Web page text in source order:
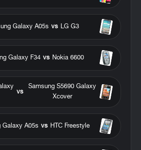
LG G3
vs
Galaxy A05s
Nokia 6600
vs
Galaxy F34
Samsung S5690 Galaxy
Xcover
vs
HTC Freestyle
vs
Galaxy A05s